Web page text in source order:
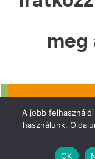
meg
IGEN,
A jobb
használunk.
OK